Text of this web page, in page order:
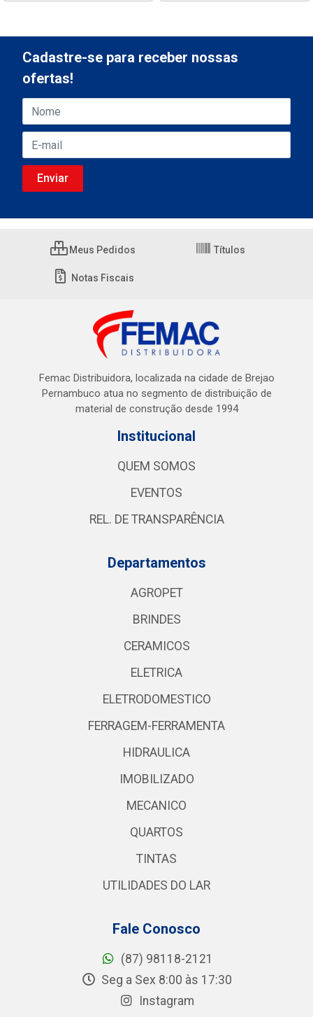
Cadastre-se para receber nossas
ofertas!
Meus Pedidos Títulos
Notas Fiscais
Femac Distribuidora, localizada na cidade de Brejao
Pernambuco atua no segmento de distribuição de
material de construção desde 1994
Institucional
QUEM SOMOS
EVENTOS
REL. DE TRANSPARÊNCIA
Departamentos
AGROPET
BRINDES
CERAMICOS
ELETRICA
ELETRODOMESTICO
FERRAGEM-FERRAMENTA
HIDRAULICA
IMOBILIZADO
MECANICO
QUARTOS
TINTAS
UTILIDADES DO LAR
Fale Conosco
(87) 98118-2121
Seg a Sex 8:00 às 17:30
Instagram